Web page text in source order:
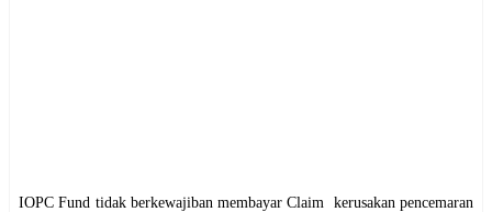
IOPC Fund tidak berkewajiban membayar Claim kerusakan pencemaran